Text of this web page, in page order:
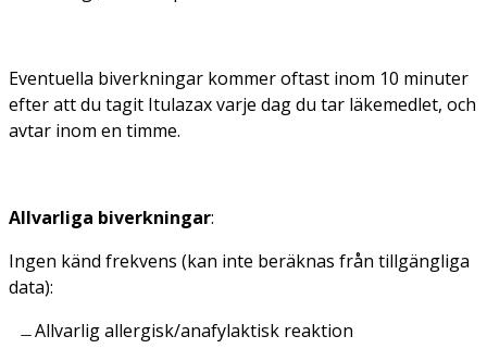
Eventuella biverkningar kommer oftast inom 10 minuter
efter att du tagit Itulazax varje dag du tar läkemedlet, och
avtar inom en timme.
Allvarliga biverkningar:
Ingen känd frekvens (kan inte beräknas från tillgängliga
data):
Allvarlig allergisk/anafylaktisk reaktion